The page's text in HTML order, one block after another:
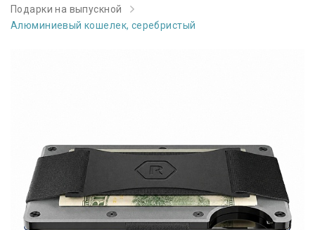
Подарки на выпускной
Алюминиевый кошелек, серебристый